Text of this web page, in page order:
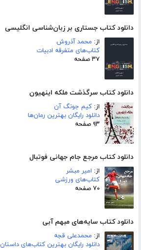
دانلود کتاب جستاری بر زبان‌شناسی انگلیسی
از: محمد آذروش
کتاب‌های متفرقه ادبیات
۳۷ صفحه
دانلود کتاب سرگذشت ملکه اینهیون
از: کیم جونگ آن
دانلود رایگان بهترین رمان‌ها
۹۳ صفحه
دانلود کتاب مرجع جام جهانی فوتبال
از: امیر مبشر
کتاب‌های ورزشی
۷۰ صفحه
دانلود کتاب سایه‌های مبهم آبی
از: محمدعلی قجه
دانلود رایگان بهترین کتاب‌های داستان